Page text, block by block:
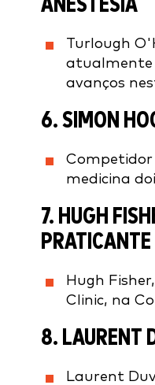
ANESTESIA
Turlough
atualmente
avanços
6. SIMON
Competidor
medicina
7. HUGH
PRATICANTE
Hugh
Clinic, na
8. LAURENT
Laurent